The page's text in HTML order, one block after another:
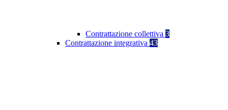
Contrattazione collettiva 3
Contrattazione integrativa 43